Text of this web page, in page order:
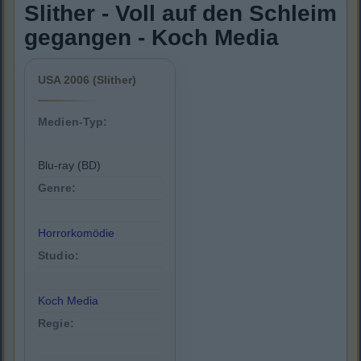
Slither - Voll auf den Schleim
gegangen - Koch Media
USA 2006 (Slither)
Medien-Typ:
Blu-ray (BD)
Genre:
Horrorkomödie
Studio:
Koch Media
Regie: